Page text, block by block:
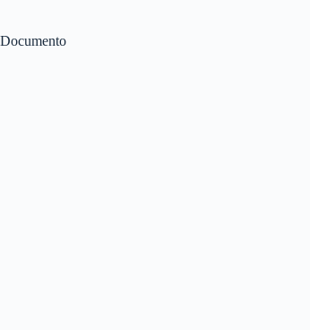
Documento